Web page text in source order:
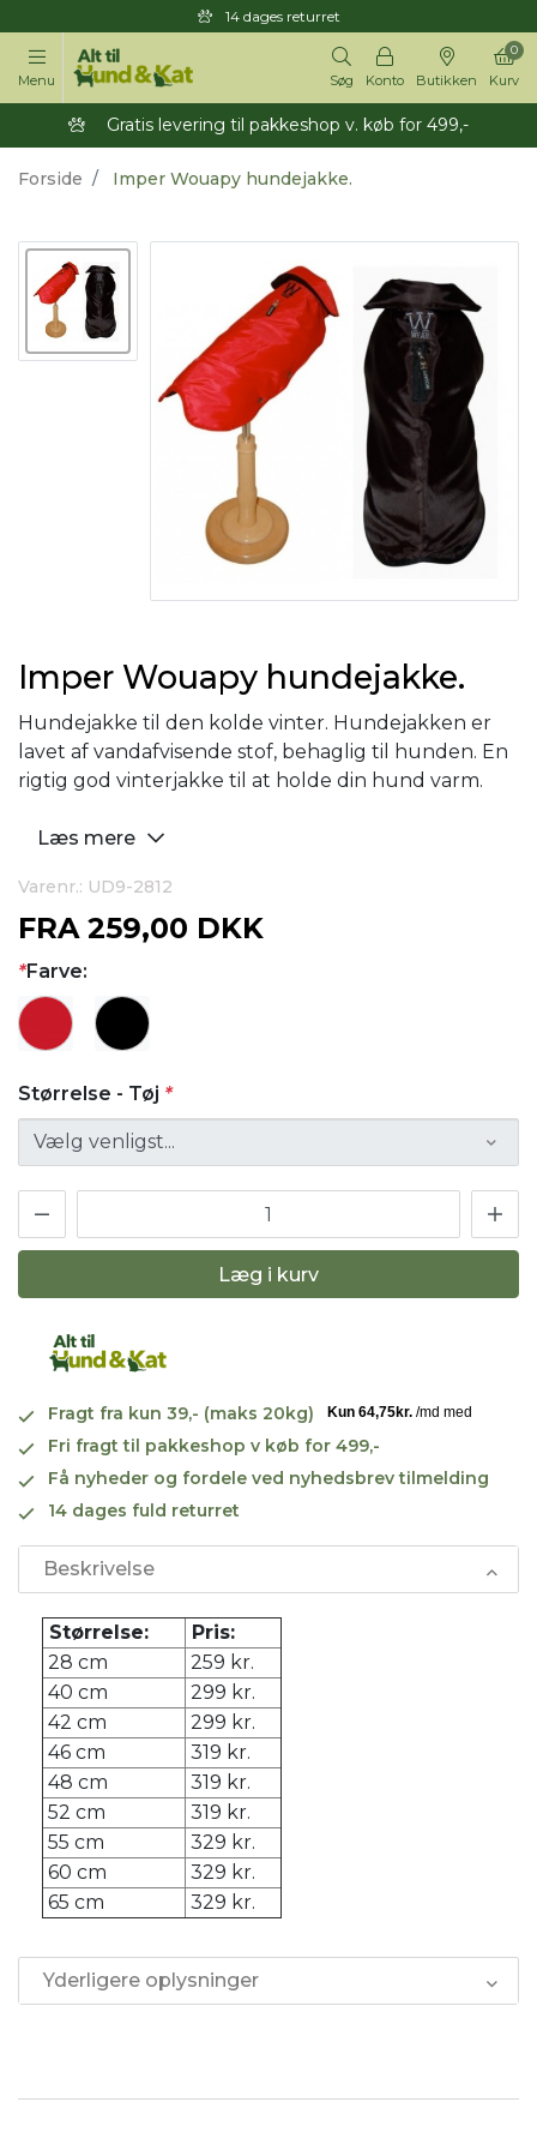
14 dages returret
Menu Søg Konto Butikken Kurv
0
Gratis levering til pakkeshop v. køb for 499,-
Forside Imper Wouapy hundejakke.
Imper Wouapy hundejakke.
Hundejakke til den kolde vinter. Hundejakken er
lavet af vandafvisende stof, behaglig til hunden. En
rigtig god vinterjakke til at holde din hund varm.
Læs mere
Varenr.: UD9-2812
FRA 259,00 DKK
*Farve:
Størrelse - Tøj *
Læg i kurv
Fragt fra kun 39,- (maks 20kg)
Fri fragt til pakkeshop v køb for 499,-
Få nyheder og fordele ved nyhedsbrev tilmelding
14 dages fuld returret
Beskrivelse
Størrelse:
Pris:
28 cm
259 kr.
40 cm
299 kr.
42 cm
299 kr.
46 cm
319 kr.
48 cm
319 kr.
52 cm
319 kr.
55 cm
329 kr.
60 cm
329 kr.
65 cm
329 kr.
Yderligere oplysninger